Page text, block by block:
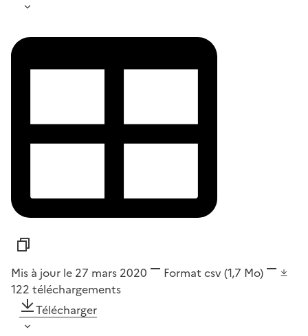
Mis à jour le 27 mars 2020 Format csv(1,7 Mo)
122 téléchargements
Télécharger